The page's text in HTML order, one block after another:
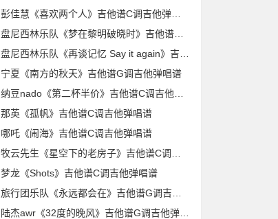
彭佳慧《喜欢两个人》吉他谱C调吉他弹唱谱
盘尼西林乐队《梦在黎明破晓时》吉他谱C调吉他弹唱谱
盘尼西林乐队《再谈记忆 Say it again》吉他谱C调吉他弹唱谱
宁夏《南方的秋天》吉他谱G调吉他弹唱谱
纳豆nado《第二杯半价》吉他谱C调吉他弹唱谱
那英《孤帆》吉他谱C调吉他弹唱谱
哪吒《闹海》吉他谱C调吉他弹唱谱
牧云先生《星空下的老房子》吉他谱C调吉他弹唱谱
梦龙《Shots》吉他谱C调吉他弹唱谱
旅行团乐队《永远都会在》吉他谱G调吉他弹唱谱
陆杰awr《32度的晚风》吉他谱G调吉他弹唱谱